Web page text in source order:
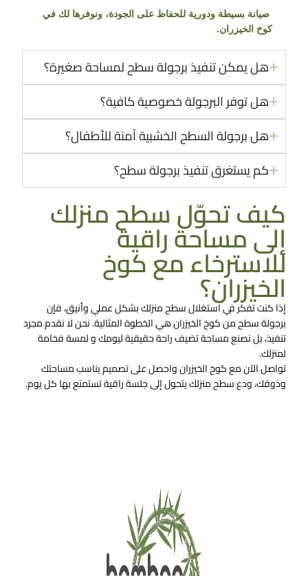
صيانة بسيطة ودورية للحفاظ على الجودة، ونوفرها لك في
كوخ الخيزران.
هل يمكن تنفيذ برجولة سطح لمساحة صغيرة؟
هل توفر البرجولة خصوصية كافية؟
هل برجولة السطح الخشبية آمنة للأطفال؟
كم يستغرق تنفيذ برجولة سطح؟
كيف تحوّل سطح منزلك
إلى مساحة راقية
للاسترخاء مع كوخ
الخيزران؟
إذا كنت تفكر في استغلال سطح منزلك بشكل عملي وأنيق، فإن
برجولة سطح من كوخ الخيزران هي الخطوة المثالية. نحن لا نقدم مجرد
تنفيذ، بل نصنع مساحة تضيف راحة حقيقية ليومك و لمسة فخامة
لمنزلك.
تواصل الآن مع كوخ الخيزران واحصل على تصميم يناسب مساحتك
وذوقك، ودع سطح منزلك يتحول إلى جلسة راقية تستمتع بها كل يوم.